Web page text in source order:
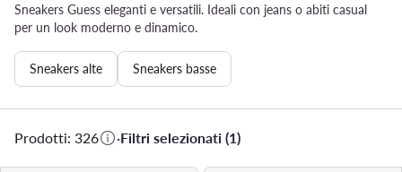
Sneakers Guess eleganti e versatili. Ideali con jeans o abiti casual
per un look moderno e dinamico.
Sneakers alte Sneakers basse
Prodotti: 326 ·Filtri selezionati (1)